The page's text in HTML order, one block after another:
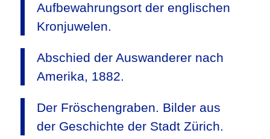
Aufbewahrungsort der englischen
Kronjuwelen.
Abschied der Auswanderer nach
Amerika, 1882.
Der Fröschengraben. Bilder aus
der Geschichte der Stadt Zürich.